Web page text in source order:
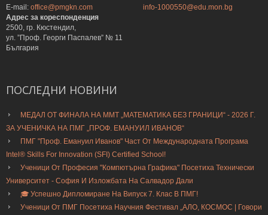
E-mail: office@pmgkn.com
info-1000550@edu.mon.bg
Адрес за кореспонденция
2500, гр. Кюстендил,
ул. ”Проф. Георги Паспалев” № 11
България
ПОСЛЕДНИ НОВИНИ
МЕДАЛ ОТ ФИНАЛА НА ММТ „МАТЕМАТИКА БЕЗ ГРАНИЦИ“ - 2026 Г.
ЗА УЧЕНИЧКА НА ПМГ „ПРОФ. ЕМАНУИЛ ИВАНОВ“
ПМГ "Проф. Емануил Иванов" Част От Международната Програма
Intel® Skills For Innovation (SFI) Certified School!
Ученици От Професия "Компютърна Графика" Посетиха Технически
Университет - София И Изложбата На Салвадор Дали
🎓 Успешно Дипломиране На Випуск 7. Клас В ПМГ!
Ученици От ПМГ Посетиха Научния Фестивал „АЛО, КОСМОС | Говори